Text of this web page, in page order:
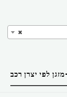
×
לפי יצרן רכב